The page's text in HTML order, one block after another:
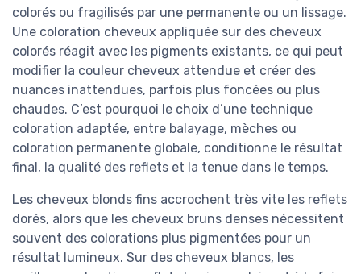
colorés ou fragilisés par une permanente ou un lissage.
Une coloration cheveux appliquée sur des cheveux
colorés réagit avec les pigments existants, ce qui peut
modifier la couleur cheveux attendue et créer des
nuances inattendues, parfois plus foncées ou plus
chaudes. C’est pourquoi le choix d’une technique
coloration adaptée, entre balayage, mèches ou
coloration permanente globale, conditionne le résultat
final, la qualité des reflets et la tenue dans le temps.
Les cheveux blonds fins accrochent très vite les reflets
dorés, alors que les cheveux bruns denses nécessitent
souvent des colorations plus pigmentées pour un
résultat lumineux. Sur des cheveux blancs, les